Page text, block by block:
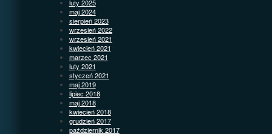
luty 2025
maj 2024
sierpień 2023
wrzesień 2022
wrzesień 2021
kwiecień 2021
marzec 2021
luty 2021
styczeń 2021
maj 2019
lipiec 2018
maj 2018
kwiecień 2018
grudzień 2017
październik 2017